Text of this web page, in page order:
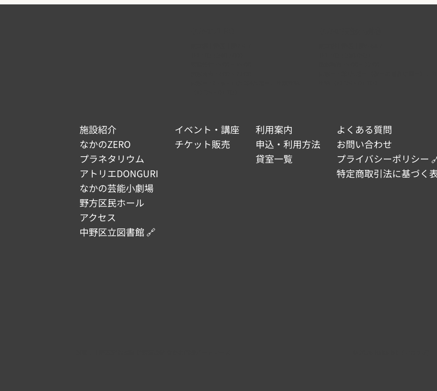
施設紹介
なかのZERO
プラネタリウム
アトリエDONGURI
なかの芸能小劇場
野方区民ホール
アクセス
中野区立図書館 🔗
イベント・講座
チケット販売
利用案内
申込・利用方法
貸室一覧
よくある質問
お問い合わせ
プライバシーポリシー
特定商取引法に基づく